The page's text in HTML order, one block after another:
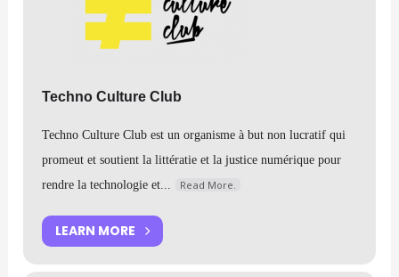
AlphaNumérique à l’adresse suivante :
À noter que l’aide à la connexion avec Zoom ne sera disponible
que 30 minutes avant l’événement.
Techno Culture Club
Techno Culture Club est un organisme à but non lucratif qui
promeut et soutient la littératie et la justice numérique pour
rendre la technologie et...
Read More.
LEARN MORE